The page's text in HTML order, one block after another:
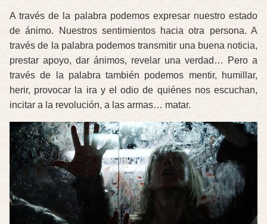
A través de la palabra podemos expresar nuestro estado
de ánimo. Nuestros sentimientos hacia otra persona. A
través de la palabra podemos transmitir una buena noticia,
prestar apoyo, dar ánimos, revelar una verdad… Pero a
través de la palabra también podemos mentir, humillar,
herir, provocar la ira y el odio de quiénes nos escuchan,
incitar a la revolución, a las armas… matar.